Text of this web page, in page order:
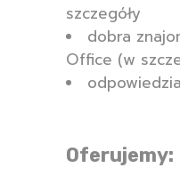
szczegóły
dobra
Office (w
Oferujemy: